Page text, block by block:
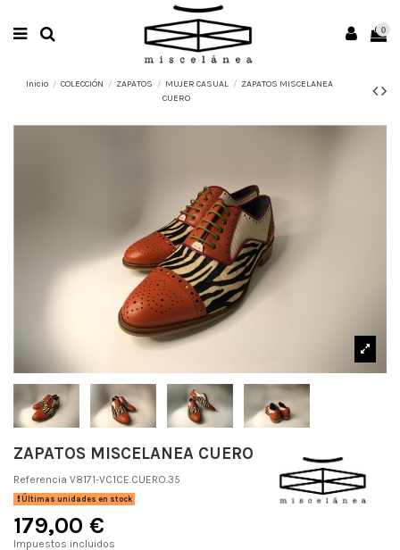
0
Inicio COLECCIÓN ZAPATOS MUJER CASUAL
ZAPATOS MISCELANEA
CUERO
ZAPATOS MISCELANEA CUERO
Referencia V8171-VC1CE.CUERO.35
Últimas unidades en stock
179,00 €
Impuestos incluidos